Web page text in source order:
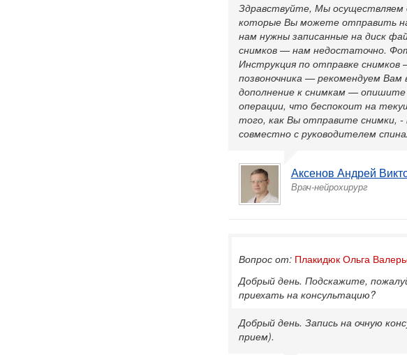
Здравствуйте, Мы осуществляем
которые Вы можете отправить на
нам нужны записанные на диск
снимков — нам недостаточно.
Инструкция по отправке снимков
позвоночника — рекомендуем
дополнение к снимкам — опишите
операции, что беспокоит на
того, как Вы отправите снимки, -
совместно с руководителем
Аксенов Андрей
Врач-нейрохирург
Вопрос от: Плакидюк Ольга
Добрый день. Подскажите,
приехать на консультацию?
Добрый день. Запись на очную
прием).